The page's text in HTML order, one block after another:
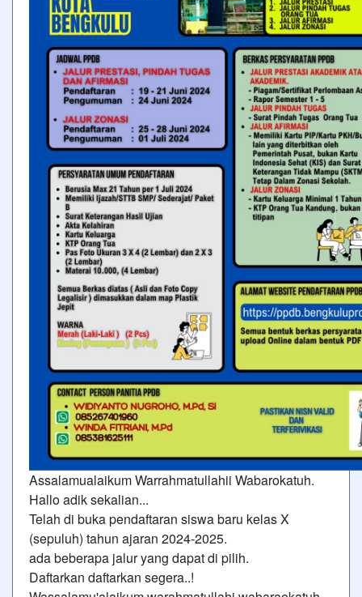
Assalamualaikum Warrahmatullahii Wabarokatuh.
Hallo adik sekalian...
Telah di buka pendaftaran siswa baru kelas X
(sepuluh) tahun ajaran 2024-2025.
ada beberapa jalur yang dapat di pilih.
Daftarkan daftarkan segera..!